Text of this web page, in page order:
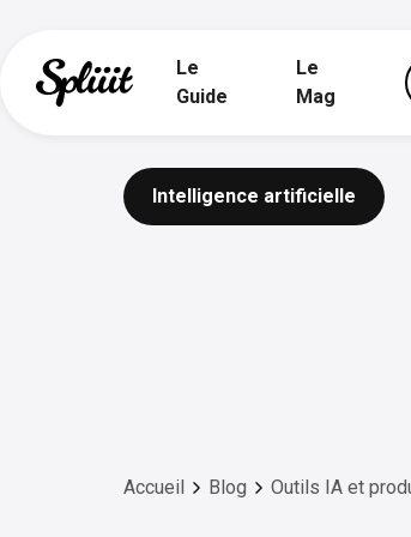
Le
Guide
Le
Mag
Intelligence artificielle
Accueil Blog Outils IA et